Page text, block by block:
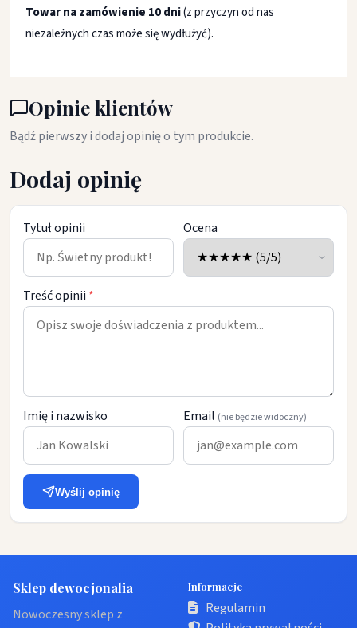
Towar na zamówienie 10 dni(z przyczyn od nas
niezależnych czas może się wydłużyć).
Opinie klientów
Bądź pierwszy i dodaj opinię o tym produkcie.
Dodaj opinię
Tytuł opinii Ocena
Treść opinii *
Imię i nazwisko Email (nie będzie widoczny)
Wyślij opinię
Sklep dewocjonalia
Nowoczesny sklep z
Informacje
Regulamin